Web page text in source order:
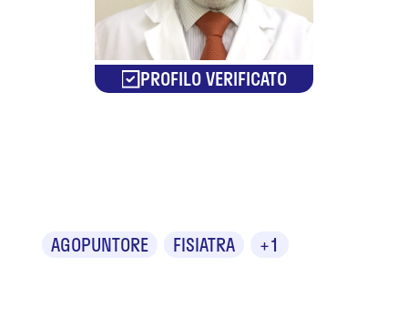
PROFILO VERIFICATO
AGOPUNTORE FISIATRA +1